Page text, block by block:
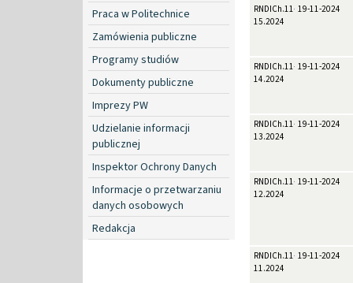
Praca w Politechnice
Zamówienia publiczne
Programy studiów
Dokumenty publiczne
Imprezy PW
Udzielanie informacji
publicznej
Inspektor Ochrony Danych
Informacje o przetwarzaniu
danych osobowych
Redakcja
RNDICh.11-
15.2024
19-11-2024
RNDICh.11-
14.2024
19-11-2024
RNDICh.11-
13.2024
19-11-2024
RNDICh.11-
12.2024
19-11-2024
RNDICh.11-
11.2024
19-11-2024